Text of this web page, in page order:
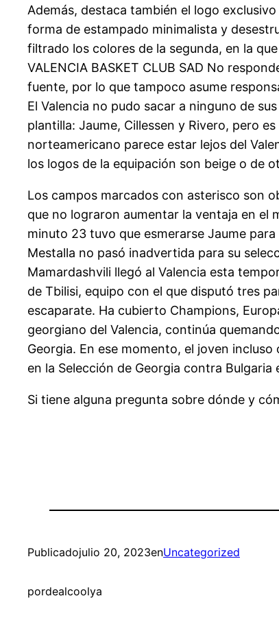
Además, destaca también el logo
forma de estampado minimalista y
filtrado los colores de la segunda, en la
VALENCIA BASKET CLUB SAD No
fuente, por lo que tampoco asume
El Valencia no pudo sacar a ninguno de
plantilla: Jaume, Cillessen y Rivero, pero
norteamericano parece estar lejos del
los logos de la equipación son beige o de
Los campos marcados con asterisco son
que no lograron aumentar la ventaja en el
minuto 23 tuvo que esmerarse Jaume
Mestalla no pasó inadvertida para su
Mamardashvili llegó al Valencia esta
de Tbilisi, equipo con el que disputó tres
escaparate. Ha cubierto Champions,
georgiano del Valencia, continúa
Georgia. En ese momento, el joven
en la Selección de Georgia contra
Si tiene alguna pregunta sobre dónde y
Publicadojulio 20, 2023enUncategorized
pordealcoolya